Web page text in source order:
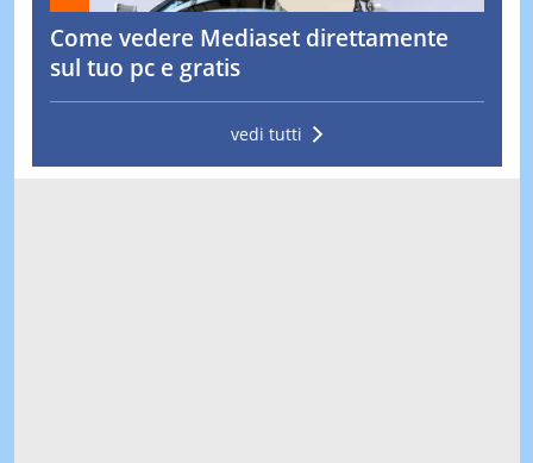
Come vedere Mediaset direttamente
sul tuo pc e gratis
vedi tutti